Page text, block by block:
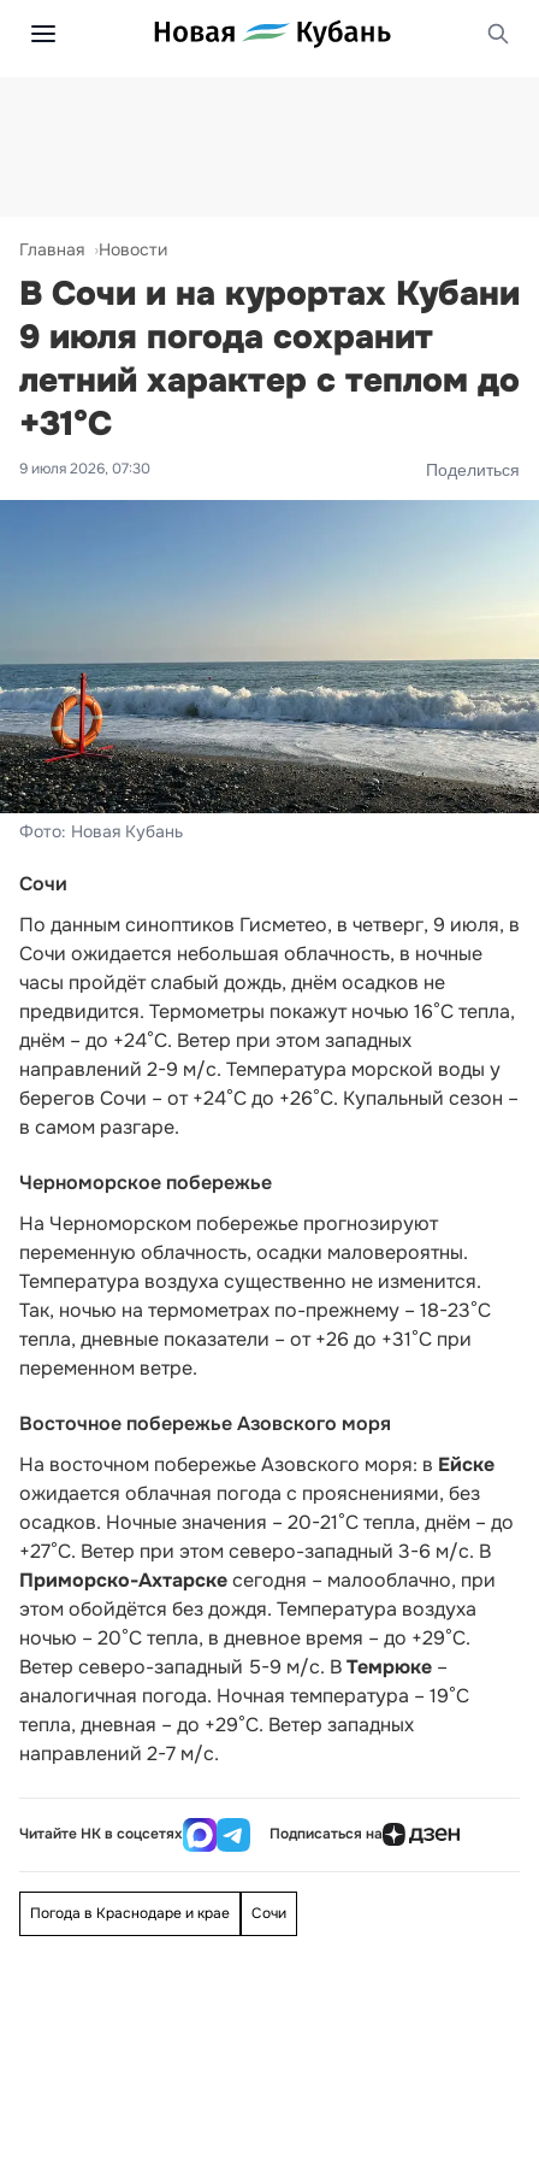
Главная Новости
В Сочи и на курортах Кубани
9 июля погода сохранит
летний характер с теплом до
+31°С
9 июля 2026, 07:30 Поделиться
Фото: Новая Кубань
Сочи
По данным синоптиков Гисметео, в четверг, 9 июля, в
Сочи ожидается небольшая облачность, в ночные
часы пройдёт слабый дождь, днём осадков не
предвидится. Термометры покажут ночью 16°C тепла,
днём – до +24°C. Ветер при этом западных
направлений 2-9 м/с. Температура морской воды у
берегов Сочи – от +24°C до +26°C. Купальный сезон –
в самом разгаре.
Черноморское побережье
На Черноморском побережье прогнозируют
переменную облачность, осадки маловероятны.
Температура воздуха существенно не изменится.
Так, ночью на термометрах по-прежнему – 18-23°С
тепла, дневные показатели – от +26 до +31°С при
переменном ветре.
Восточное побережье Азовского моря
На восточном побережье Азовского моря: в Ейске
ожидается облачная погода с прояснениями, без
осадков. Ночные значения – 20-21°С тепла, днём – до
+27°С. Ветер при этом северо-западный 3-6 м/с. В
Приморско-Ахтарскесегодня – малооблачно, при
этом обойдётся без дождя. Температура воздуха
ночью – 20°С тепла, в дневное время – до +29°С.
Ветер северо-западный 5-9 м/с. ВТемрюке –
аналогичная погода. Ночная температура – 19°С
тепла, дневная – до +29°С. Ветер западных
направлений 2-7 м/с.
Читайте НК в соцсетях Подписаться на
Погода в Краснодаре и крае Сочи